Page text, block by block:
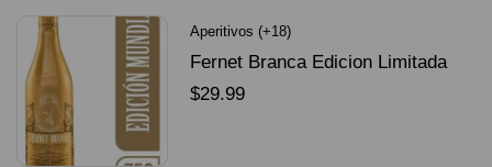
Aperitivos (+18)
Fernet Branca Edicion Limitada
Dorado Mundial
$29.99